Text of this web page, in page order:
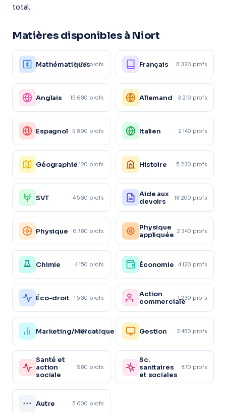
total.
Matières disponibles à Niort
Mathématiques
12 450 profs Français 8 320 profs
Anglais 15 680 profs Allemand 3 210 profs
Espagnol 5 890 profs Italien 2 140 profs
Géographie4 120 profs Histoire 5 230 profs
SVT 4 560 profs
Aide aux
devoirs
18 200 profs
Physique 6 780 profs
Physique
appliquée 2 340 profs
Chimie 4 150 profs Économie 4 120 profs
Éco-droit 1 560 profs
Action
commerciale1 230 profs
Marketing/Mercatique
1 870 profs Gestion 2 450 profs
Santé et
action
sociale
980 profs
Sc.
sanitaires
et sociales
870 profs
Autre 5 600 profs